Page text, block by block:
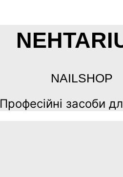
NAILSHOP
Професійні засоби